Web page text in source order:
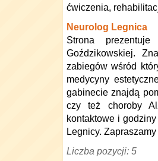
ćwiczenia,
Neurolog Legnica
Strona
Goździkowskiej.
zabiegów wśród
medycyny
gabinecie znajdą
czy też choroby
kontaktowe i
Legnicy.
Liczba pozycji: 5